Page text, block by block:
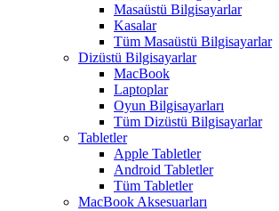
Masaüstü Bilgisayarlar
Kasalar
Tüm Masaüstü Bilgisayarlar
Dizüstü Bilgisayarlar
MacBook
Laptoplar
Oyun Bilgisayarları
Tüm Dizüstü Bilgisayarlar
Tabletler
Apple Tabletler
Android Tabletler
Tüm Tabletler
MacBook Aksesuarları